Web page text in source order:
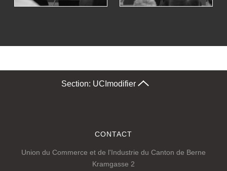
Section: UCI modifier
CONTACT
Union du Commerce et de l'Industrie du Canton de Berne
Kramgasse 2